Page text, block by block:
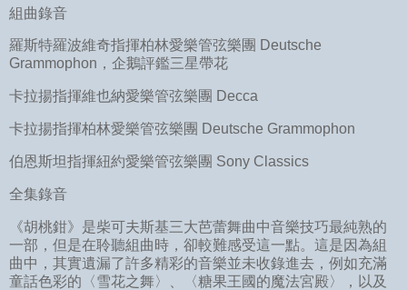
組曲錄音
羅斯特羅波維奇指揮柏林愛樂管弦樂團 Deutsche
Grammophon，企鵝評鑑三星帶花
卡拉揚指揮維也納愛樂管弦樂團 Decca
卡拉揚指揮柏林愛樂管弦樂團 Deutsche Grammophon
伯恩斯坦指揮紐約愛樂管弦樂團 Sony Classics
全集錄音
《胡桃鉗》是柴可夫斯基三大芭蕾舞曲中音樂技巧最純熟的
一部，但是在聆聽組曲時，卻較難感受這一點。這是因為組
曲中，其實遺漏了許多精彩的音樂並未收錄進去，例如充滿
童話色彩的〈雪花之舞〉、〈糖果王國的魔法宮殿〉，以及